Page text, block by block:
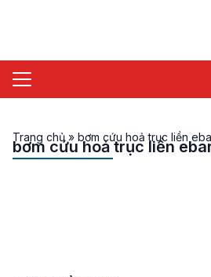
Trang chủ» bơm cứu hoả trục liền
bơm cứu hoả trục liền